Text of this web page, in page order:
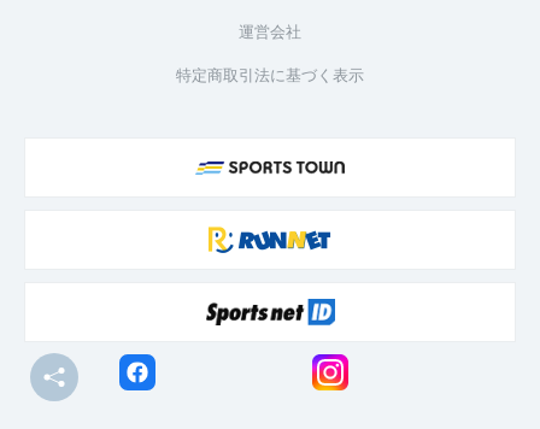
運営会社
特定商取引法に基づく表示